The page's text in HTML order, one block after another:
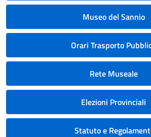
Museo del Sannio
Orari Trasporto
Rete Museale
Elezioni Provinciali
Statuto e